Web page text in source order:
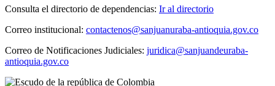
Consulta el directorio de dependencias: Ir al directorio
Correo institucional: contactenos@sanjuanuraba-antioquia.gov.co
Correo de Notificaciones Judiciales: juridica@sanjuandeuraba-
antioquia.gov.co